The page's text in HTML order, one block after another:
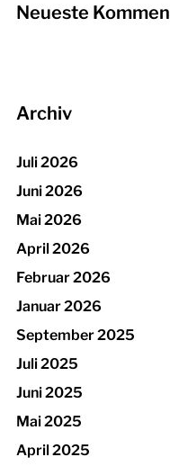
Neueste
Archiv
Juli 2026
Juni 2026
Mai 2026
April 2026
Februar 2026
Januar 2026
September 2025
Juli 2025
Juni 2025
Mai 2025
April 2025